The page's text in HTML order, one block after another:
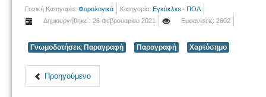
Γονική Κατηγορία: Φορολογικά Κατηγορία: Εγκύκλιοι - ΠΟΛ
Δημιουργήθηκε : 26 Φεβρουαρίου 2021
Εμφανίσεις: 2602
Γνωμοδοτήσεις Παραγραφή Παραγραφή Χαρτόσημο
Προηγούμενο